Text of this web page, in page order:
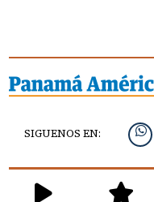
SIGUENOS EN: